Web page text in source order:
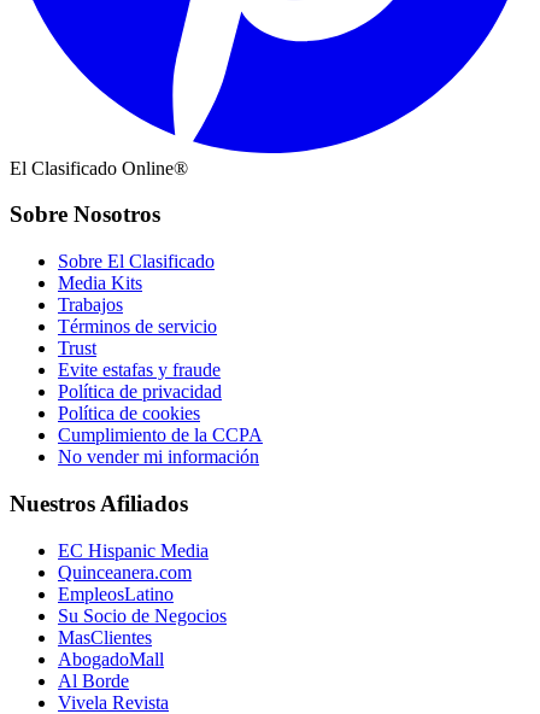
El Clasificado Online®
Sobre Nosotros
Sobre El Clasificado
Media Kits
Trabajos
Términos de servicio
Trust
Evite estafas y fraude
Política de privacidad
Política de cookies
Cumplimiento de la CCPA
No vender mi información
Nuestros Afiliados
EC Hispanic Media
Quinceanera.com
EmpleosLatino
Su Socio de Negocios
MasClientes
AbogadoMall
Al Borde
Vivela Revista